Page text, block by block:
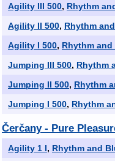
Agility III 500, Rhythm
Agility II 500, Rhythm
Agility I 500, Rhythm and
Jumping III 500, Rhythm
Jumping II 500, Rhythm
Jumping I 500, Rhythm
Čerčany - Pure
Agility 1 I, Rhythm and